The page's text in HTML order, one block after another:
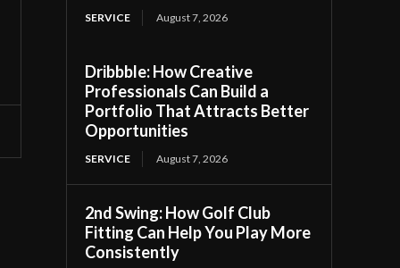
SERVICE August 7, 2026
Dribbble: How Creative
Professionals Can Build a
Portfolio That Attracts Better
Opportunities
SERVICE August 7, 2026
2nd Swing: How Golf Club
Fitting Can Help You Play More
Consistently